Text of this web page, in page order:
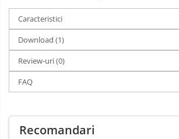
Caracteristici
Download (1)
Review-uri(0)
FAQ
Recomandari